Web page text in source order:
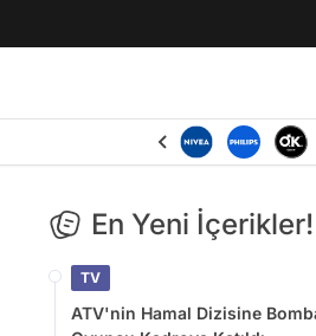
En Yeni İçerikler!
TV
ATV'nin Hamal Dizisine